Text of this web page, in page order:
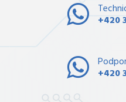
+420
+420